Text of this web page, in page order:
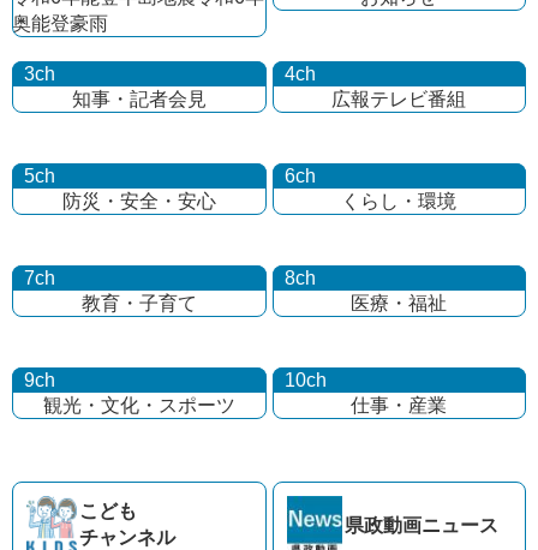
奥能登豪雨
3ch
知事・記者会見
4ch
広報テレビ番組
5ch
防災・安全・安心
6ch
くらし・環境
7ch
教育・子育て
8ch
医療・福祉
9ch
観光・文化・ スポーツ
10ch
仕事・産業
こども
チャンネル
県政動画ニュース